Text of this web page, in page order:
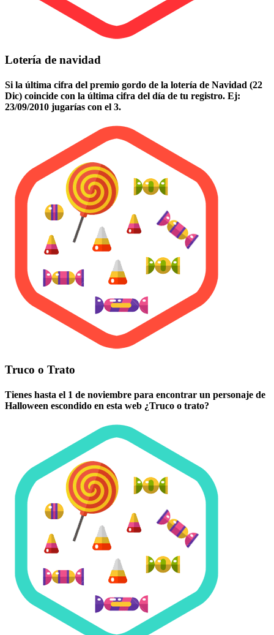
Lotería de navidad
Si la última cifra del premio gordo de la lotería de Navidad (22
Dic) coincide con la última cifra del día de tu registro. Ej:
23/09/2010 jugarías con el 3.
Truco o Trato
Tienes hasta el 1 de noviembre para encontrar un personaje de
Halloween escondido en esta web ¿Truco o trato?